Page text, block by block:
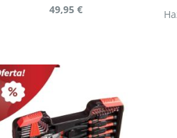
49,95 €